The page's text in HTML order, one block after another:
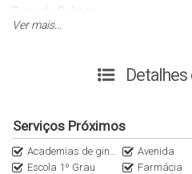
Praia de Palmas.
cozinha e serviço conjugadas;
01 lavabo social;
01 vaga de garagem;
01 hobby box;
Ver mais...
Detalhes
Serviços Próximos
Academias de ginástica Avenida
Escola 1º Grau
Farmácia